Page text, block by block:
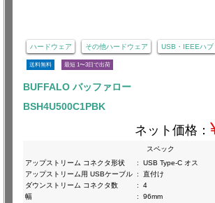
ハードウェア その他ハードウェア USB・IEEEハブ
送料無料 最短 1〜3日で出荷
BUFFALO バッファロー
BSH4U500C1PBK
ネット価格：
スペック
アップストリーム コネクタ形状
:
USB Type-C オス
アップストリーム用 USBケーブル :
直付け
ダウンストリーム コネクタ数
:
4
幅
:
96mm